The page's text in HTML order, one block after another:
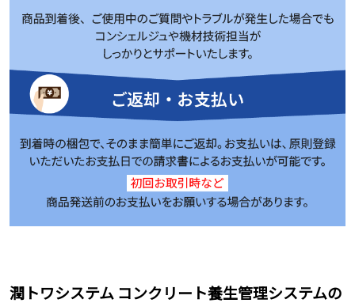
潤トワシステム コンクリート養生管理システムの